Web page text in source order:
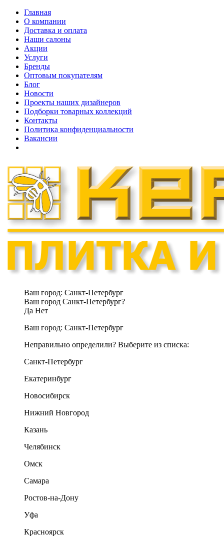
Главная
О компании
Доставка и оплата
Наши cалоны
Акции
Услуги
Бренды
Оптовым покупателям
Блог
Новости
Проекты наших дизайнеров
Подборки товарных коллекций
Контакты
Политика конфиденциальности
Вакансии
Ваш город: Санкт-Петербург
Ваш город Санкт-Петербург?
Да Нет
Ваш город: Санкт-Петербург
Неправильно определили? Выберите из списка:
Санкт-Петербург
Екатеринбург
Новосибирск
Нижний Новгород
Казань
Челябинск
Омск
Самара
Ростов-на-Дону
Уфа
Красноярск